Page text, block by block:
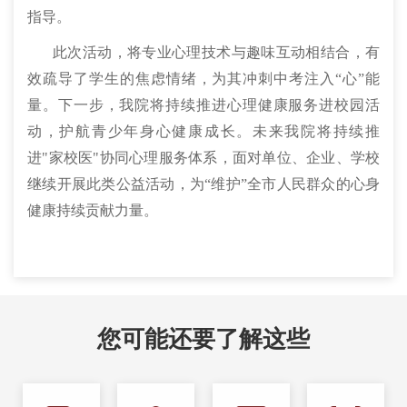
指导。
此次活动，将专业心理技术与趣味互动相结合，有
效疏导了学生的焦虑情绪，为其冲刺中考注入“心”能
量。下一步，我院将持续推进心理健康服务进校园活
动，护航青少年身心健康成长。未来我院将持续推
进"家校医"协同心理服务体系，面对单位、企业、学校
继续开展此类公益活动，为“维护”全市人民群众的心身
健康持续贡献力量。
您可能还要了解这些